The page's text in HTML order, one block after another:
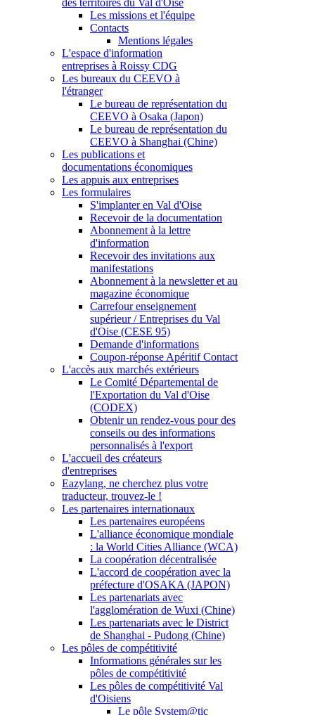
des territoires du Val d'Oise
Les missions et l'équipe
Contacts
Mentions légales
L'espace d'information
entreprises à Roissy CDG
Les bureaux du CEEVO à
l'étranger
Le bureau de représentation du
CEEVO à Osaka (Japon)
Le bureau de représentation du
CEEVO à Shanghai (Chine)
Les publications et
documentations économiques
Les appuis aux entreprises
Les formulaires
S'implanter en Val d'Oise
Recevoir de la documentation
Abonnement à la lettre
d'information
Recevoir des invitations aux
manifestations
Abonnement à la newsletter et au
magazine économique
Carrefour enseignement
supérieur / Entreprises du Val
d'Oise (CESE 95)
Demande d'informations
Coupon-réponse Apéritif Contact
L'accès aux marchés extérieurs
Le Comité Départemental de
l'Exportation du Val d'Oise
(CODEX)
Obtenir un rendez-vous pour des
conseils ou des informations
personnalisés à l'export
L'accueil des créateurs
d'entreprises
Eazylang, ne cherchez plus votre
traducteur, trouvez-le !
Les partenaires internationaux
Les partenaires européens
L'alliance économique mondiale
: la World Cities Alliance (WCA)
La coopération décentralisée
L'accord de coopération avec la
préfecture d'OSAKA (JAPON)
Les partenariats avec
l'agglomération de Wuxi (Chine)
Les partenariats avec le District
de Shanghai - Pudong (Chine)
Les pôles de compétitivité
Informations générales sur les
pôles de compétitivité
Les pôles de compétitivité Val
d'Oisiens
Le pôle System@tic